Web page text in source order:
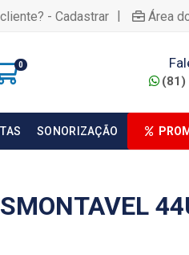
- Cadastrar | Área
0
(81)
SONORIZAÇÃO